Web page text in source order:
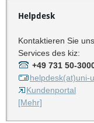
Helpdesk
Kontaktieren Sie
Services des kiz:
+49 731 50-
helpdesk(at)uni-
Kundenportal
[Mehr]